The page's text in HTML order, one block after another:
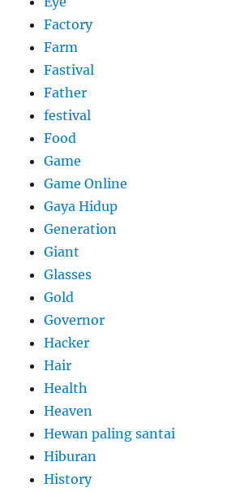
Factory
Farm
Fastival
Father
festival
Food
Game
Game Online
Gaya Hidup
Generation
Giant
Glasses
Gold
Governor
Hacker
Hair
Health
Heaven
Hewan paling santai
Hiburan
History